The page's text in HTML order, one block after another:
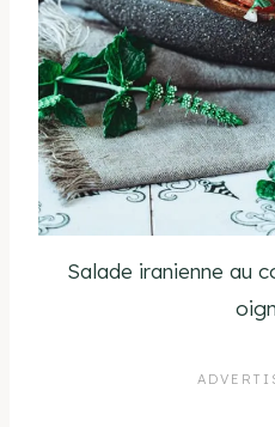
Salade iranienne au